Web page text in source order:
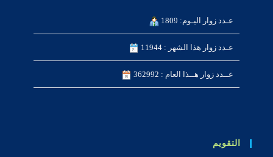
عـدد زوار اليـوم: 1809
عـدد زوار هذا الشهر : 11944
عــدد زوار هــذا العام : 362992
التقويم